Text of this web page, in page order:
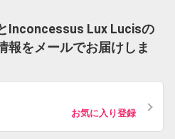
Inconcessus Lux Lucisの
報をメールでお届けしま
お気に入り登録